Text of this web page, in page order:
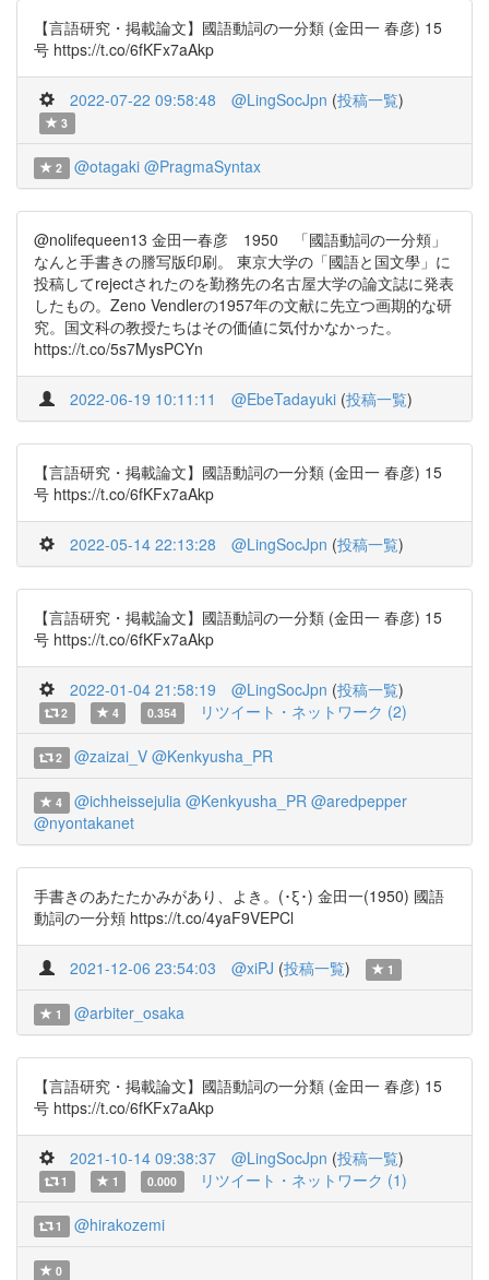
【言語研究・掲載論文】國語動詞の一分類 (金田一 春彦) 15
号 https://t.co/6fKFx7aAkp
2022-07-22 09:58:48 @LingSocJpn (投稿一覧)
3
2 @otagaki @PragmaSyntax
@nolifequeen13 金田一春彦 1950 「國語動詞の一分頬」
なんと手書きの謄写版印刷。 東京大学の「國語と国文學」に
投稿してrejectされたのを勤務先の名古屋大学の論文誌に発表
したもの。Zeno Vendlerの1957年の文献に先立つ画期的な研
究。国文科の教授たちはその価値に気付かなかった。
https://t.co/5s7MysPCYn
2022-06-19 10:11:11 @EbeTadayuki (投稿一覧)
【言語研究・掲載論文】國語動詞の一分類 (金田一 春彦) 15
号 https://t.co/6fKFx7aAkp
2022-05-14 22:13:28 @LingSocJpn (投稿一覧)
【言語研究・掲載論文】國語動詞の一分類 (金田一 春彦) 15
号 https://t.co/6fKFx7aAkp
2022-01-04 21:58:19 @LingSocJpn (投稿一覧)
2 4 0.354 リツイート・ネットワーク (2)
2 @zaizai_V @Kenkyusha_PR
4 @ichheissejulia @Kenkyusha_PR @aredpepper
@nyontakanet
手書きのあたたかみがあり、よき。(･ξ･) 金田一(1950) 國語
動詞の一分頬 https://t.co/4yaF9VEPCl
2021-12-06 23:54:03 @xiPJ (投稿一覧) 1
1 @arbiter_osaka
【言語研究・掲載論文】國語動詞の一分類 (金田一 春彦) 15
号 https://t.co/6fKFx7aAkp
2021-10-14 09:38:37 @LingSocJpn (投稿一覧)
1 1 0.000 リツイート・ネットワーク (1)
1 @hirakozemi
0